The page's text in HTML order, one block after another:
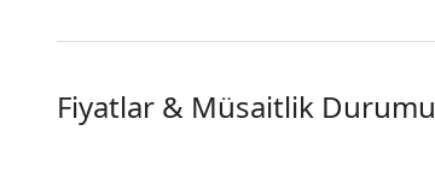
Fiyatlar & Müsaitlik Durumu